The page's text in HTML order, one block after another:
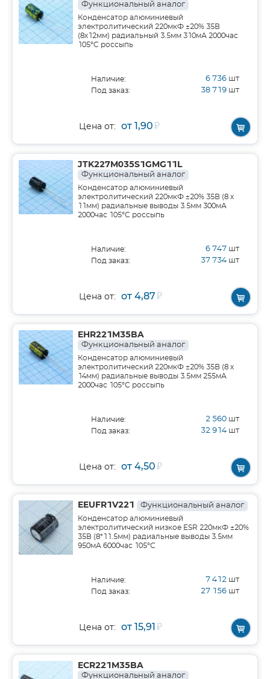
Функциональный аналог
Конденсатор алюминиевый
электролитический 220мкФ ±20% 35В
(8х12мм) радиальный 3.5мм 310мА 2000час
105°C россыпь
Наличие: 6 736 шт
Под заказ: 38 719 шт
Цена от: от 1,90₽
JTK227M035S1GMG11L
Функциональный аналог
Конденсатор алюминиевый
электролитический 220мкФ ±20% 35В (8 х
11мм) радиальные выводы 3.5мм 300мА
2000час 105°С россыпь
Наличие: 6 747 шт
Под заказ: 37 734 шт
Цена от: от 4,87₽
EHR221M35BA
Функциональный аналог
Конденсатор алюминиевый
электролитический 220мкФ ±20% 35В (8 х
14мм) радиальные выводы 3.5мм 255мА
2000час 105°С россыпь
Наличие: 2 560 шт
Под заказ: 32 914 шт
Цена от: от 4,50₽
EEUFR1V221 Функциональный аналог
Конденсатор алюминиевый
электролитический низкое ESR 220мкФ ±20%
35В (8*11.5мм) радиальные выводы 3.5мм
950мА 6000час 105°С
Наличие: 7 412 шт
Под заказ: 27 156 шт
Цена от: от 15,91₽
ECR221M35BA
Функциональный аналог